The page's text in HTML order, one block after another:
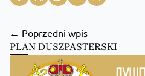
← Poprzedni wpis
PLAN DUSZPASTERSKI